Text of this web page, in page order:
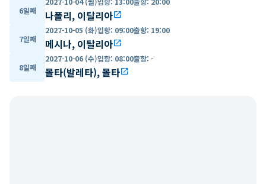
6일째 나폴리, 이탈리아open_in_new
7일째
2027-10-05 (화)입항: 09:00출항: 19:00
메시나, 이탈리아open_in_new
8일째
2027-10-06 (수)입항: 08:00출항: -
몰타(발레타), 몰타open_in_new